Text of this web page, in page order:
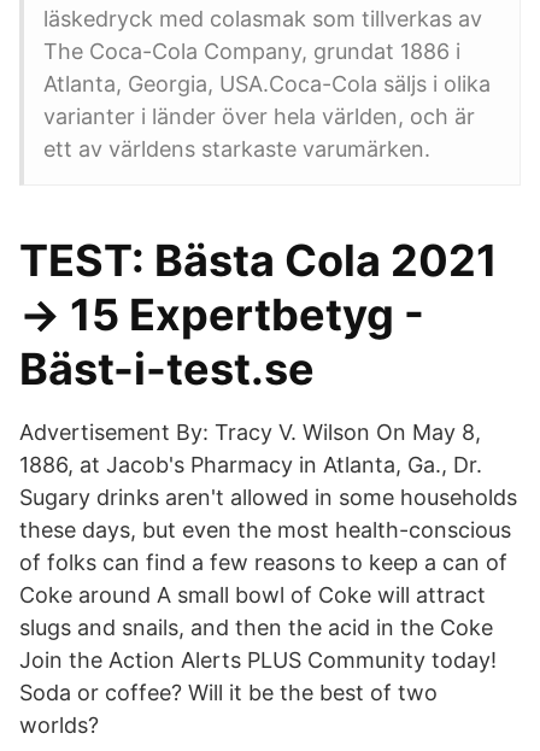
läskedryck med colasmak som tillverkas av
The Coca-Cola Company, grundat 1886 i
Atlanta, Georgia, USA.Coca-Cola säljs i olika
varianter i länder över hela världen, och är
ett av världens starkaste varumärken.
TEST: Bästa Cola 2021
→ 15 Expertbetyg -
Bäst-i-test.se
Advertisement By: Tracy V. Wilson On May 8,
1886, at Jacob's Pharmacy in Atlanta, Ga., Dr.
Sugary drinks aren't allowed in some households
these days, but even the most health-conscious
of folks can find a few reasons to keep a can of
Coke around A small bowl of Coke will attract
slugs and snails, and then the acid in the Coke
Join the Action Alerts PLUS Community today!
Soda or coffee? Will it be the best of two
worlds?